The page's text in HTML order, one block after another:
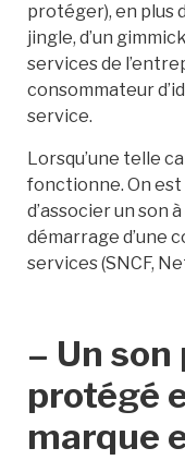
protéger), en plus
jingle, d’un
services de
consommateur
service.
Lorsqu’une telle
fonctionne. On est
d’associer un son
démarrage d’une
services (SNCF,
– Un
protégé
marque